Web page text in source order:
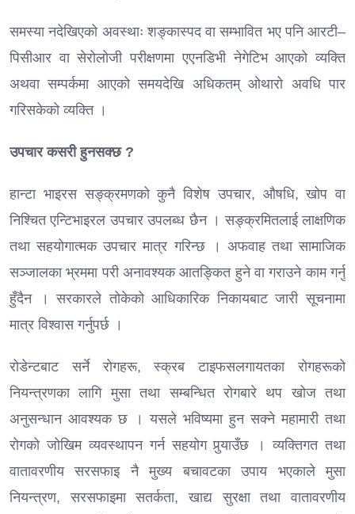
समस्या नदेखिएको अवस्थाः शङ्कास्पद वा सम्भावित भए पनि आरटी–
पिसीआर वा सेरोलोजी परीक्षणमा एएनडिभी नेगेटिभ आएको व्यक्ति
अथवा सम्पर्कमा आएको समयदेखि अधिकतम् ओथारो अवधि पार
गरिसकेको व्यक्ति ।
उपचार कसरी हुनसक्छ ?
हान्टा भाइरस सङ्क्रमणको कुनै विशेष उपचार, औषधि, खोप वा
निश्चित एन्टिभाइरल उपचार उपलब्ध छैन । सङ्क्रमितलाई लाक्षणिक
तथा सहयोगात्मक उपचार मात्र गरिन्छ । अफवाह तथा सामाजिक
सञ्जालका भ्रममा परी अनावश्यक आतङ्कित हुने वा गराउने काम गर्नु
हुँदैन । सरकारले तोकेको आधिकारिक निकायबाट जारी सूचनामा
मात्र विश्वास गर्नुपर्छ ।
रोडेन्टबाट सर्ने रोगहरू, स्क्रब टाइफसलगायतका रोगहरूको
नियन्त्रणका लागि मुसा तथा सम्बन्धित रोगबारे थप खोज तथा
अनुसन्धान आवश्यक छ । यसले भविष्यमा हुन सक्ने महामारी तथा
रोगको जोखिम व्यवस्थापन गर्न सहयोग पुर्‍याउँछ । व्यक्तिगत तथा
वातावरणीय सरसफाइ नै मुख्य बचावटका उपाय भएकाले मुसा
नियन्त्रण, सरसफाइमा सतर्कता, खाद्य सुरक्षा तथा वातावरणीय